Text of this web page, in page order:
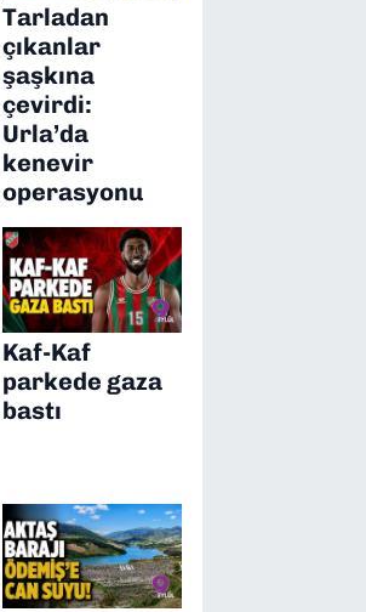
Tarladan
çıkanlar
şaşkına
çevirdi:
Urla’da
kenevir
operasyonu
Kaf-Kaf
parkede gaza
bastı